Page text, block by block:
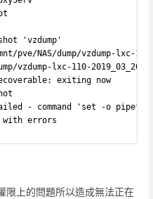
'vzdump'
pve/NAS/dump/vzdump-lxc-
vzdump-lxc-110-
exiting now
failed - command 'set -o
with errors
限上的問題所以造成無法正在